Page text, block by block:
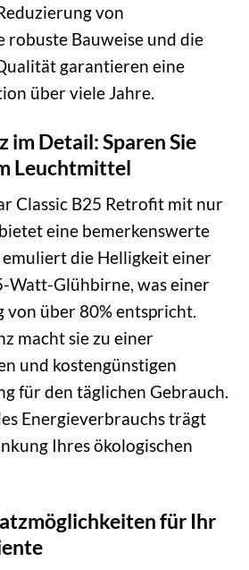
von
robuste Bauweise und die
garantieren eine
über viele Jahre.
im Detail: Sparen Sie
Leuchtmittel
Classic B25 Retrofit mit nur
eine bemerkenswerte
emuliert die Helligkeit einer
Watt-Glühbirne, was einer
von über 80% entspricht.
macht sie zu einer
und kostengünstigen
für den täglichen Gebrauch.
Energieverbrauchs trägt
Ihres ökologischen
für Ihr